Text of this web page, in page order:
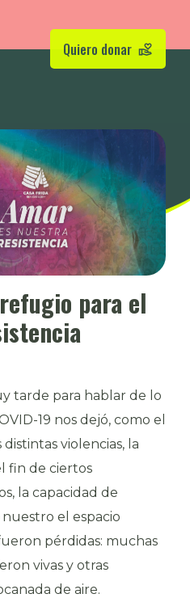
Quiero donar
para el
tarde para hablar de lo
19 nos dejó, como el
violencias, la
fin de ciertos
la capacidad de
el espacio
pérdidas: muchas
vivas y otras
de aire.